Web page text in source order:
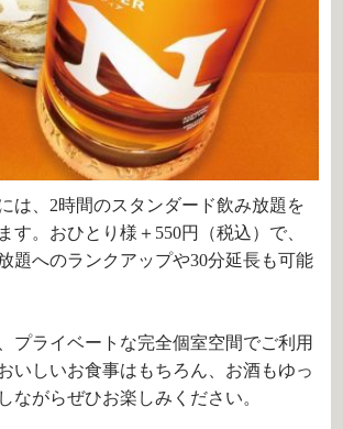
は、2時間のスタンダード飲み放題を
す。おひとり様＋550円（税込）で、
題へのランクアップや30分延長も可能
プライベートな完全個室空間でご利用
いしいお食事はもちろん、お酒もゆっ
ながらぜひお楽しみください。